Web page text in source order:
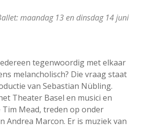
maandag 13 en dinsdag 14 juni
tegenwoordig met elkaar
melancholisch? Die vraag staat
van Sebastian Nübling.
Theater Basel en musici en
Mead, treden op onder
Andrea Marcon. Er is muziek van